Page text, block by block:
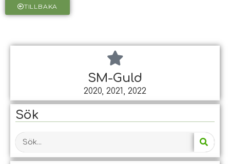
TILLBAKA
SM-Guld
2020, 2021, 2022
Sök